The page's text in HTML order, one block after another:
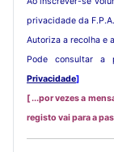
privacidade da
Autoriza a recolha e
Pode consultar a
Privacidade]
[ ...por vezes a
registo vai para a